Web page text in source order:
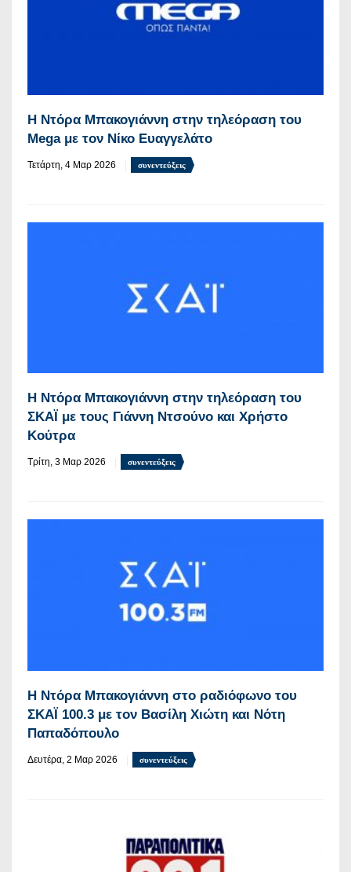
Η Ντόρα Μπακογιάννη στην τηλεόραση του
Mega με τον Νίκο Ευαγγελάτο
Τετάρτη, 4 Μαρ 2026 συνεντεύξεις
Η Ντόρα Μπακογιάννη στην τηλεόραση του
ΣΚΑΪ με τους Γιάννη Ντσούνο και Χρήστο
Κούτρα
Τρίτη, 3 Μαρ 2026 συνεντεύξεις
Η Ντόρα Μπακογιάννη στο ραδιόφωνο του
ΣΚΑΪ 100.3 με τον Βασίλη Χιώτη και Νότη
Παπαδόπουλο
Δευτέρα, 2 Μαρ 2026 συνεντεύξεις